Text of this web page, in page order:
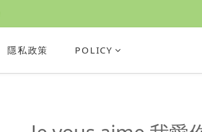
隱私政策 POLICY